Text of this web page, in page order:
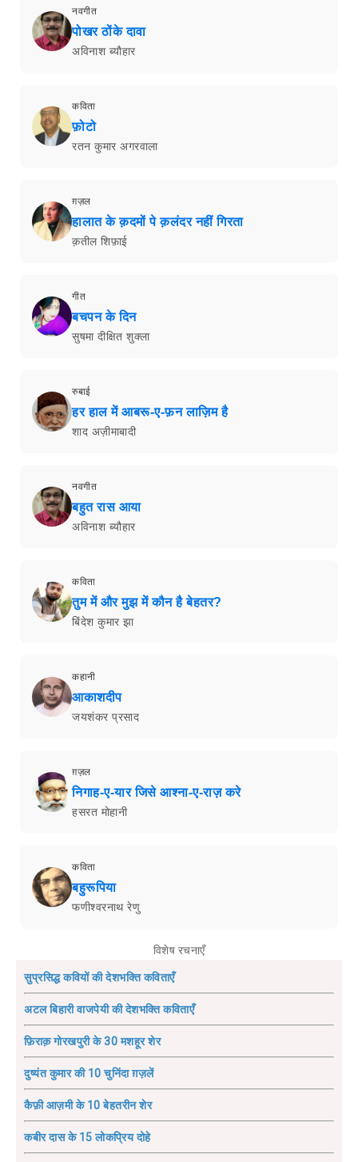
नवगीत
पोखर ठोंके दावा
अविनाश ब्यौहार
कविता
फ़ोटो
रतन कुमार अगरवाला
ग़ज़ल
हालात के क़दमों पे क़लंदर नहीं गिरता
क़तील शिफ़ाई
गीत
बचपन के दिन
सुषमा दीक्षित शुक्ला
रुबाई
हर हाल में आबरू-ए-फ़न लाज़िम है
शाद अज़ीमाबादी
नवगीत
बहुत रास आया
अविनाश ब्यौहार
कविता
तुम में और मुझ में कौन है बेहतर?
बिंदेश कुमार झा
कहानी
आकाशदीप
जयशंकर प्रसाद
ग़ज़ल
निगाह-ए-यार जिसे आश्ना-ए-राज़ करे
हसरत मोहानी
कविता
बहुरूपिया
फणीश्वरनाथ रेणु
विशेष रचनाएँ
सुप्रसिद्ध कवियों की देशभक्ति कविताएँ
अटल बिहारी वाजपेयी की देशभक्ति कविताएँ
फ़िराक़ गोरखपुरी के 30 मशहूर शेर
दुष्यंत कुमार की 10 चुनिंदा ग़ज़लें
कैफ़ी आज़मी के 10 बेहतरीन शेर
कबीर दास के 15 लोकप्रिय दोहे